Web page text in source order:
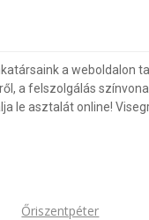
a weboldalon
a felszolgálás
le asztalát online!
Őriszentpéter